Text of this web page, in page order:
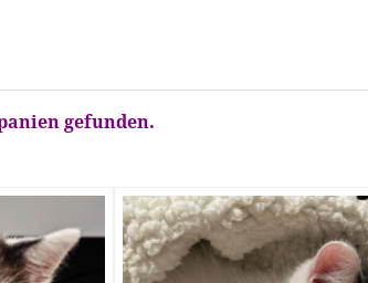
gefunden.